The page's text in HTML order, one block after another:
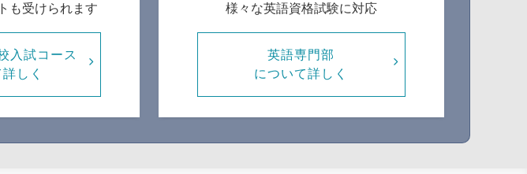
も受けられます
入試コース
しく
様々な英語資格試験に対応
英語専門部
について詳しく